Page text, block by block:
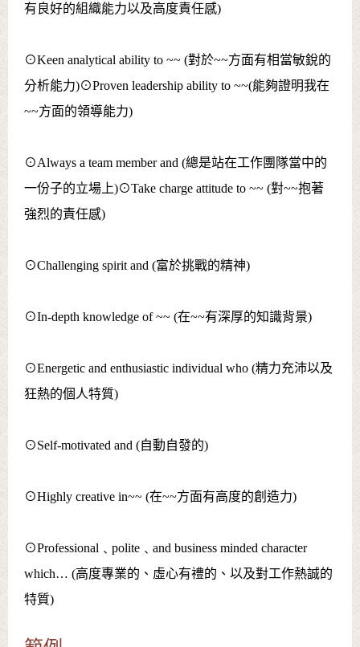
有良好的組織能力以及高度責任感)
⊙Keen analytical ability to ~~ (對於~~方面有相當敏銳的
分析能力)⊙Proven leadership ability to ~~(能夠證明我在
~~方面的領導能力)
⊙Always a team member and (總是站在工作團隊當中的
一份子的立場上)⊙Take charge attitude to ~~ (對~~抱著
強烈的責任感)
⊙Challenging spirit and (富於挑戰的精神)
⊙In-depth knowledge of ~~ (在~~有深厚的知識背景)
⊙Energetic and enthusiastic individual who (精力充沛以及
狂熱的個人特質)
⊙Self-motivated and (自動自發的)
⊙Highly creative in~~ (在~~方面有高度的創造力)
⊙Professional﹑polite﹑and business minded character
which… (高度專業的、虛心有禮的、以及對工作熱誠的
特質)